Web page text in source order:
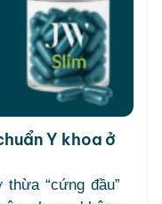
Y khoa ở
“cứng đầu”